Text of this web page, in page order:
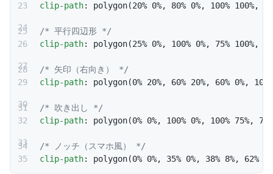
clip-path: polygon(20% 0%, 80% 0%, 100% 100%,
/* 平行四辺形 */
clip-path: polygon(25% 0%, 100% 0%, 75% 100%,
/* 矢印（右向き） */
clip-path: polygon(0% 20%, 60% 20%, 60% 0%,
/* 吹き出し */
clip-path: polygon(0% 0%, 100% 0%, 100% 75%,
/* ノッチ（スマホ風） */
clip-path: polygon(0% 0%, 35% 0%, 38% 8%, 62%